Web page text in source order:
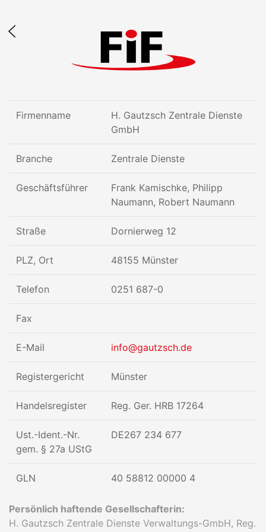
Firmenname
H. Gautzsch Zentrale Dienste
GmbH
Branche Zentrale Dienste
Geschäftsführer
Frank Kamischke, Philipp
Naumann, Robert Naumann
Straße Dornierweg 12
PLZ, Ort 48155 Münster
Telefon 0251 687-0
Fax
E-Mail info@gautzsch.de
Registergericht Münster
Handelsregister Reg. Ger. HRB 17264
Ust.-Ident.-Nr.
gem. § 27a UStG
DE267 234 677
GLN 40 58812 00000 4
Persönlich haftende Gesellschafterin:
H. Gautzsch Zentrale Dienste Verwaltungs-GmbH, Reg.